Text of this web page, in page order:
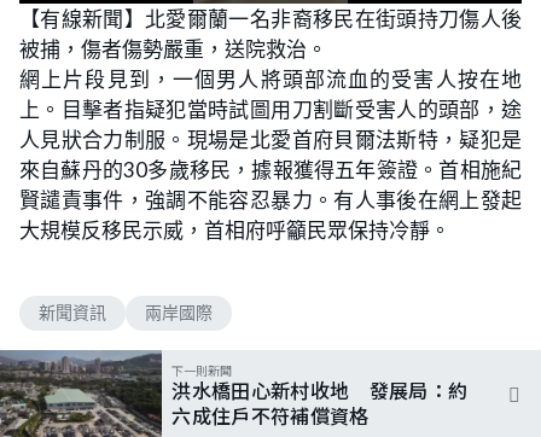
n
m
t
e
a
d
e
d
:
5
4
.
5
5
%
【有線新聞】北愛爾蘭一名非裔移民在街頭持刀傷人後
被捕，傷者傷勢嚴重，送院救治。
網上片段見到，一個男人將頭部流血的受害人按在地
上。目擊者指疑犯當時試圖用刀割斷受害人的頭部，途
人見狀合力制服。現場是北愛首府貝爾法斯特，疑犯是
來自蘇丹的30多歲移民，據報獲得五年簽證。首相施紀
賢譴責事件，強調不能容忍暴力。有人事後在網上發起
大規模反移民示威，首相府呼籲民眾保持冷靜。
新聞資訊 兩岸國際
下一則新聞
洪水橋田心新村收地 發展局：約
六成住戶不符補償資格